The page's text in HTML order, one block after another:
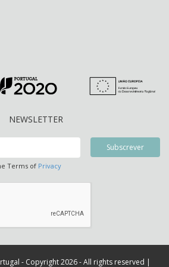
NEWSLETTER
Terms of Privacy
- Copyright 2026 - All rights reserved |